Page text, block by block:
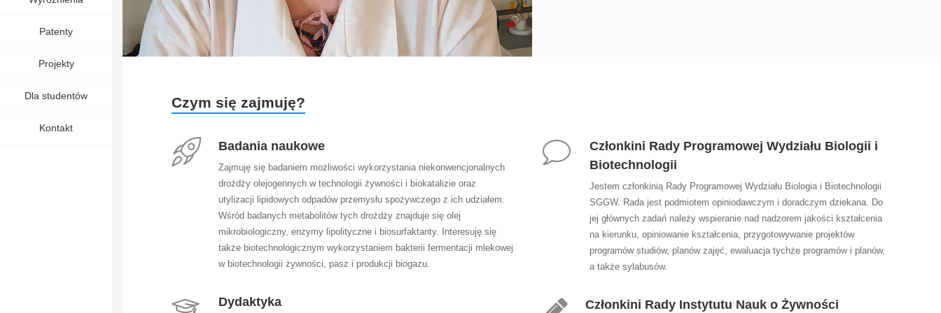
Patenty
Projekty
Dla studentów
Kontakt
Czym się zajmuję?
Badania naukowe
Zajmuję się badaniem możliwości wykorzystania niekonwencjonalnych
drożdży olejogennych w technologii żywności i biokatalizie oraz
utylizacji lipidowych odpadów przemysłu spożywczego z ich udziałem.
Wśród badanych metabolitów tych drożdży znajduje się olej
mikrobiologiczny, enzymy lipolityczne i biosurfaktanty. Interesuję się
także biotechnologicznym wykorzystaniem bakterii fermentacji mlekowej
w biotechnologii żywności, pasz i produkcji biogazu.
Dydaktyka
Członkini Rady Programowej Wydziału Biologii i
Biotechnologii
Jestem członkinią Rady Programowej Wydziału Biologia i Biotechnologii
SGGW. Rada jest podmiotem opiniodawczym i doradczym dziekana. Do
jej głównych zadań należy wspieranie nad nadzorem jakości kształcenia
na kierunku, opiniowanie kształcenia, przygotowywanie projektów
programów studiów, planów zajęć, ewaluacja tychże programów i planów,
a także sylabusów.
Członkini Rady Instytutu Nauk o Żywności